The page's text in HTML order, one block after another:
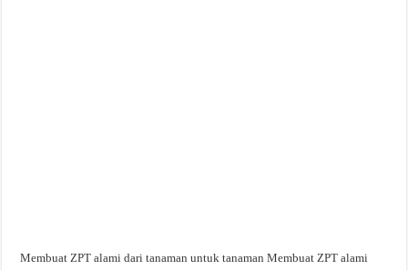
Membuat ZPT alami dari tanaman untuk tanaman Membuat ZPT alami